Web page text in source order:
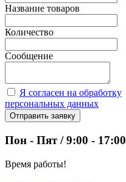
Название товаров
Количество
Сообщение
Я согласен на обработку
персональных данных
Отправить заявку
Пон - Пят / 9:00 - 17:00
Время работы!